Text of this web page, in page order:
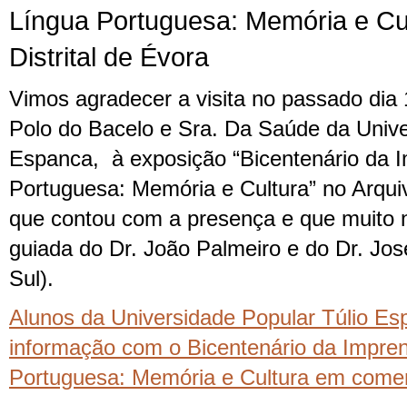
Língua Portuguesa: Memória e
Distrital de Évora
Vimos agradecer a visita no passado dia
Polo do Bacelo e Sra. Da Saúde da
Espanca, à exposição “Bicentenário da
Portuguesa: Memória e Cultura” no
que contou com a presença e que muito
guiada do Dr. João Palmeiro e do Dr.
Sul).
Alunos da Universidade Popular Túlio
informação com o Bicentenário da
Portuguesa: Memória e Cultura em